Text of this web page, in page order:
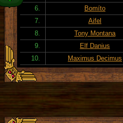
6.
Bomíto
7.
Aifel
8.
Tony Montana
9.
Elf Danius
10.
Maximus Decimus